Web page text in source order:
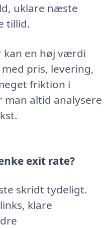
uklare næste
tillid.
kan en høj værdi
pris, levering,
friktion i
altid analysere
exit rate?
skridt tydeligt.
klare